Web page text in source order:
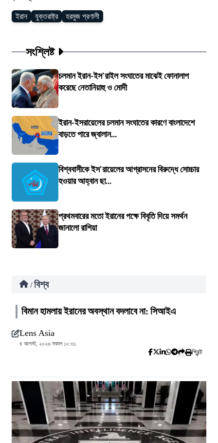
ইরান যুক্তরাষ্ট্র হরমুজ প্রণালী
সংশ্লিষ্ট
চলমান ইরান-ইস'রাইল সংঘাতের মাঝেই ফোনালাপ
করেছে নেতানিয়াহু ও মোদী
ইরান-ইসরায়েলের চলমান সংঘাতের কারণে বাংলাদেশে
বাড়তে পারে জ্বালান...
বিশ্ববাসীকে ইস'রায়েলের আগ্রাসনের বিরুদ্ধে সোচ্চার
হওয়ার আহ্বান ছা...
প্রথমবারের মতো ইরানের পক্ষে বিবৃতি দিয়ে সমর্থন
জানালো রাশিয়া
/ বিশ্ব
বিমান হামলায় ইরানের অবস্থান বদলাবে না: সিআইএ
Lens Asia
৪ আগস্ট, ২০২৬ সকাল ১০:৩১
প্রিন্ট